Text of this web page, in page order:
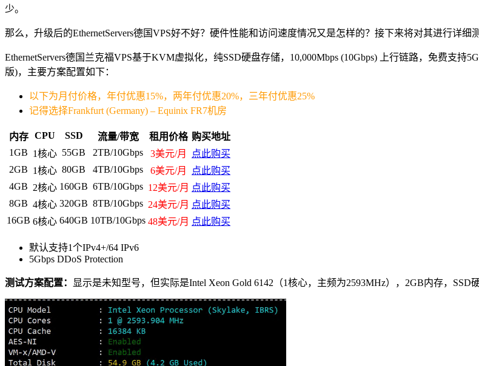
少。
那么，升级后的EthernetServers德国VPS好不好？硬件性能和访问速度情况又是怎样的？接下来将对其进行详
EthernetServers德国兰克福VPS基于KVM虚拟化，纯SSD硬盘存储，10,000Mbps (10Gbps) 上行链路，免费支持
版)，主要方案配置如下：
以下为月付价格，年付优惠15%，两年付优惠20%，三年付优惠25%
记得选择Frankfurt (Germany) – Equinix FR7机房
内存 CPU SSD 流量/带宽 租用价格 购买地址
1GB 1核心 55GB 2TB/10Gbps 3美元/月
点此购买
2GB 1核心 80GB 4TB/10Gbps 6美元/月
点此购买
4GB 2核心 160GB 6TB/10Gbps 12美元/月 点此购买
8GB 4核心 320GB 8TB/10Gbps 24美元/月 点此购买
16GB 6核心 640GB 10TB/10Gbps 48美元/月 点此购买
默认支持1个IPv4+/64 IPv6
5Gbps DDoS Protection
测试方案配置： 显示是未知型号，但实际是Intel Xeon Gold 6142（1核心，主频为2593MHz），2GB内存，